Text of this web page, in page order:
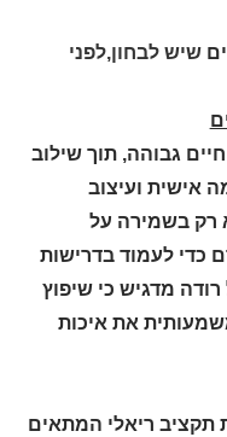
שיש לבחון,לפני
גבוהה, תוך שילוב
אישית ועיצוב
רק בשמירה על
כדי לעמוד בדרישות
מדגיש כי שיפוץ
את איכות
תקציב ריאלי המתאים